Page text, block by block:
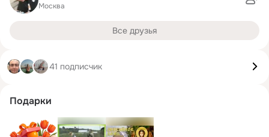
Москва
Все друзья
41 подписчик
Подарки